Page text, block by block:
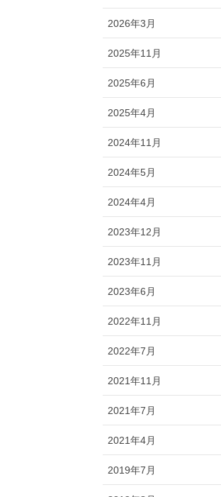
2026年3月
2025年11月
2025年6月
2025年4月
2024年11月
2024年5月
2024年4月
2023年12月
2023年11月
2023年6月
2022年11月
2022年7月
2021年11月
2021年7月
2021年4月
2019年7月